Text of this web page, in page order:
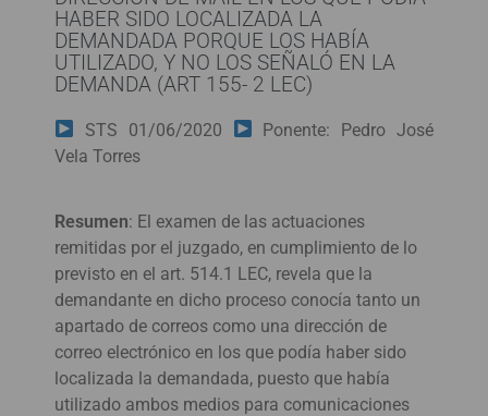
HABER SIDO LOCALIZADA LA
DEMANDADA PORQUE LOS HABÍA
UTILIZADO, Y NO LOS SEÑALÓ EN LA
DEMANDA (ART 155- 2 LEC)
STS 01/06/2020
Ponente: Pedro José
Vela Torres
Resumen: El examen de las actuaciones
remitidas por el juzgado, en cumplimiento de lo
previsto en el art. 514.1 LEC, revela que la
demandante en dicho proceso conocía tanto un
apartado de correos como una dirección de
correo electrónico en los que podía haber sido
localizada la demandada, puesto que había
utilizado ambos medios para comunicaciones